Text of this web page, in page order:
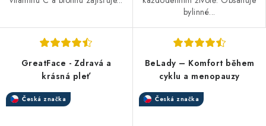
bylinné...
GreatFace - Zdravá a
krásná pleť
Česká značka
BeLady – Komfort během
cyklu a menopauzy
Česká značka